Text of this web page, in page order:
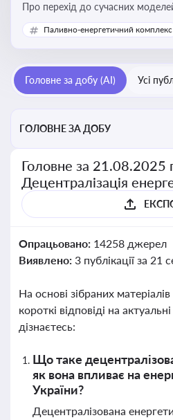
Про перехід до сучасних
енергозабезпечення, де
здійснюється ближче до
втрат при транспортуванні
розвитку відновлюваних джерел
Паливно-енергетичний комплекс
Головне за добу (AI) Усі
ГОЛОВНЕ ЗА ДОБУ
Головне за 21.08.2025
Децентралізація
Опрацьовано: 14258 джерел
Виявлено: 3 публікації за 21
На основі зібраних
короткі відповіді на
дізнаєтесь:
Що таке
як вона впливає на
України?
Децентралізована